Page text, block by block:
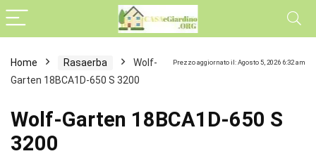
Prezzo aggiornato il: Agosto 5, 2026 6:32 am
Home Rasaerba
Wolf-
Garten 18BCA1D-650 S 3200
Wolf-Garten 18BCA1D-650 S
3200